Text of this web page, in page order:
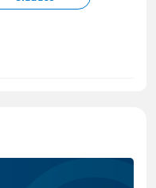
de Previsão
(CPTEC).
sobre os dados